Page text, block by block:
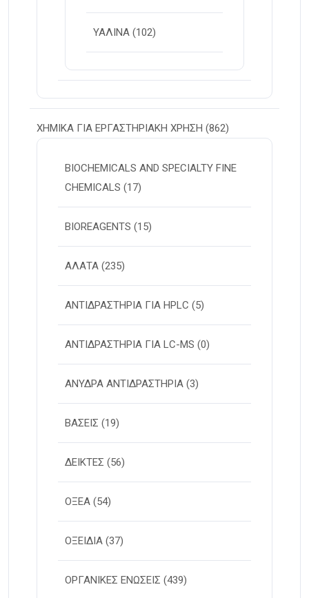
ΥΑΛΙΝΑ (102)
ΧΗΜΙΚΑ ΓΙΑ ΕΡΓΑΣΤΗΡΙΑΚΗ ΧΡΗΣΗ (862)
BIOCHEMICALS AND SPECIALTY FINE
CHEMICALS (17)
BIOREAGENTS (15)
ΑΛΑΤΑ (235)
ΑΝΤΙΔΡΑΣΤΗΡΙΑ ΓΙΑ HPLC (5)
ΑΝΤΙΔΡΑΣΤΗΡΙΑ ΓΙΑ LC-MS (0)
ΑΝΥΔΡΑ ΑΝΤΙΔΡΑΣΤΗΡΙΑ (3)
ΒΑΣΕΙΣ (19)
ΔΕΙΚΤΕΣ (56)
ΟΞΕΑ (54)
ΟΞΕΙΔΙΑ (37)
ΟΡΓΑΝΙΚΕΣ ΕΝΩΣΕΙΣ (439)